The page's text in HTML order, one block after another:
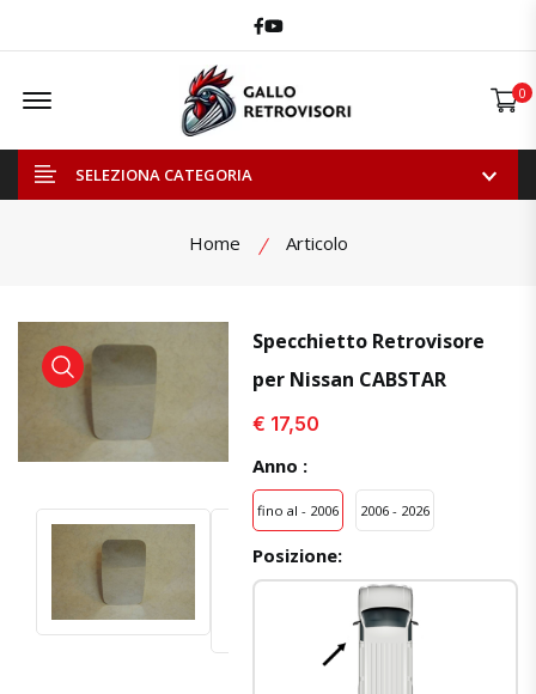
Facebook
Youtube
Offcanvas Menu Open 0
SELEZIONA CATEGORIA
Home Articolo
visualizza prodotto visualizza prodotto
Specchietto Retrovisore
per Nissan CABSTAR
€ 17,50
Anno :
fino al - 2006 2006 - 2026
Posizione: